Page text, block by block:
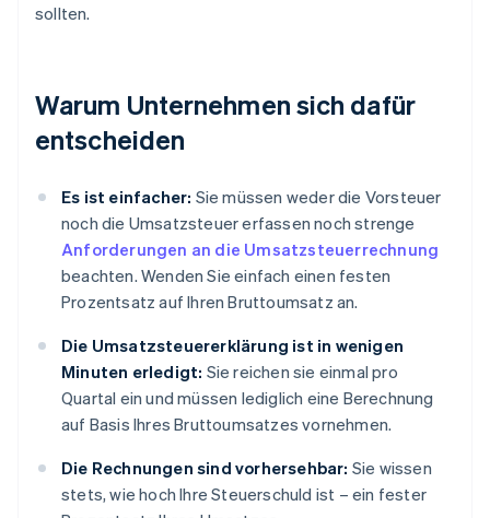
sollten.
Warum Unternehmen sich dafür
entscheiden
Es ist einfacher: Sie müssen weder die Vorsteuer
noch die Umsatzsteuer erfassen noch strenge
Anforderungen an die Umsatzsteuerrechnung
beachten. Wenden Sie einfach einen festen
Prozentsatz auf Ihren Bruttoumsatz an.
Die Umsatzsteuererklärung ist in wenigen
Minuten erledigt: Sie reichen sie einmal pro
Quartal ein und müssen lediglich eine Berechnung
auf Basis Ihres Bruttoumsatzes vornehmen.
Die Rechnungen sind vorhersehbar: Sie wissen
stets, wie hoch Ihre Steuerschuld ist – ein fester